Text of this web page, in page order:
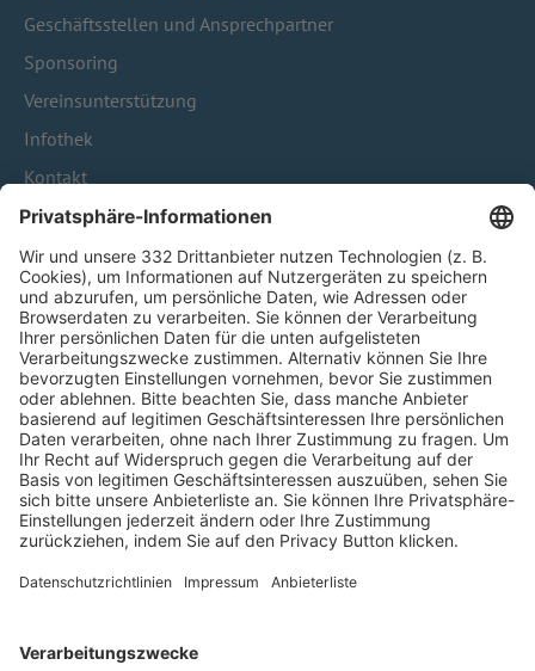
Geschäftsstellen und Ansprechpartner
Sponsoring
Vereinsunterstützung
Infothek
Kontakt
HÄUFIG BESUCHTE SEITEN
Pässe und Vereinswechsel
Trainerausbildung
Schulungsangebot Vereinsmitarbeiter
BFV-Geschäftsstellen
Trainerbörse
Login SpielPlus
FOLGE DEM BFV